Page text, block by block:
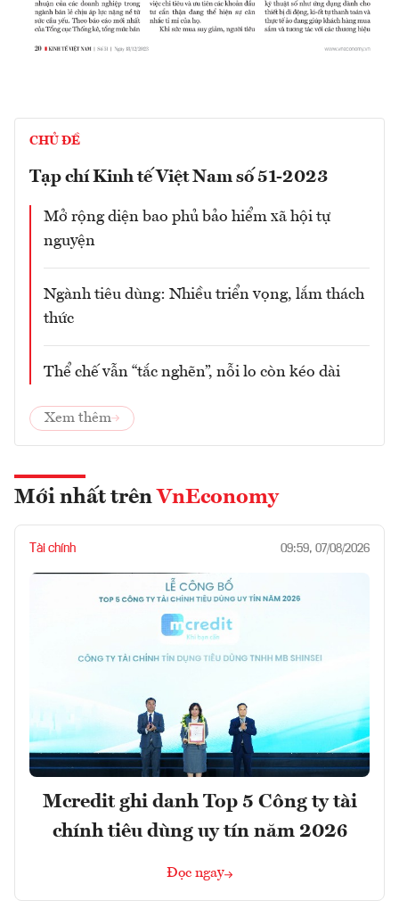
CHỦ ĐỀ
Tạp chí Kinh tế Việt Nam số 51-2023
Mở rộng diện bao phủ bảo hiểm xã hội tự
nguyện
Ngành tiêu dùng: Nhiều triển vọng, lắm thách
thức
Thể chế vẫn “tắc nghẽn”, nỗi lo còn kéo dài
Xem thêm
Mới nhất trên VnEconomy
Tài chính 09:59, 07/08/2026
Mcredit ghi danh Top 5 Công ty tài
chính tiêu dùng uy tín năm 2026
Đọc ngay